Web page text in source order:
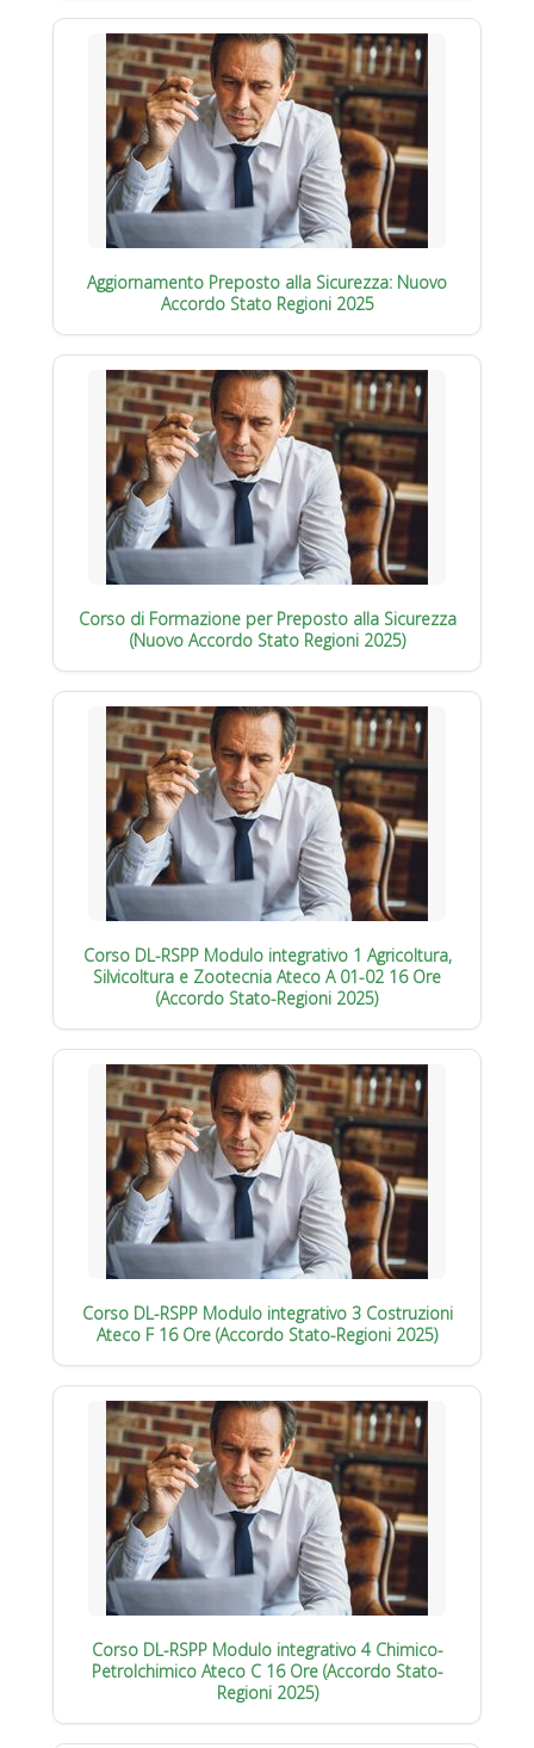
Aggiornamento Preposto alla Sicurezza: Nuovo
Accordo Stato Regioni 2025
Corso di Formazione per Preposto alla Sicurezza
(Nuovo Accordo Stato Regioni 2025)
Corso DL-RSPP Modulo integrativo 1 Agricoltura,
Silvicoltura e Zootecnia Ateco A 01-02 16 Ore
(Accordo Stato-Regioni 2025)
Corso DL-RSPP Modulo integrativo 3 Costruzioni
Ateco F 16 Ore (Accordo Stato-Regioni 2025)
Corso DL-RSPP Modulo integrativo 4 Chimico-
Petrolchimico Ateco C 16 Ore (Accordo Stato-
Regioni 2025)